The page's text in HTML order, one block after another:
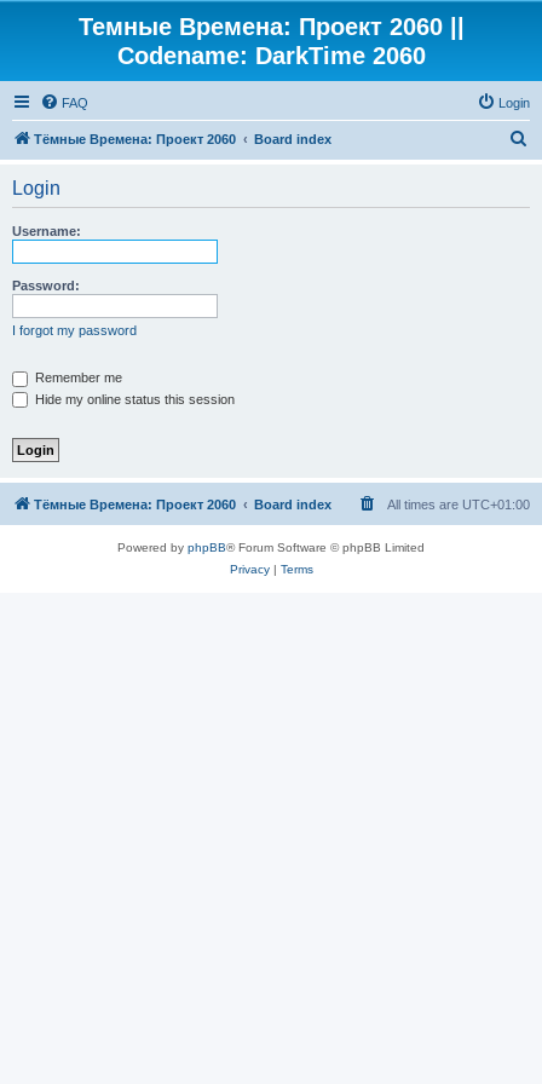
Темные Времена: Проект 2060 ||
Codename: DarkTime 2060
FAQ Login
Тёмные Времена: Проект 2060 Board index
Login
Username:
Password:
I forgot my password
Remember me
Hide my online status this session
Тёмные Времена: Проект 2060 Board index All times are UTC+01:00
Powered by phpBB® Forum Software © phpBB Limited
Privacy| Terms